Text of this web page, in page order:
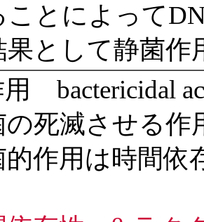
ことによって
果として静菌作
bactericidal
の死滅させる作
的作用は時間依